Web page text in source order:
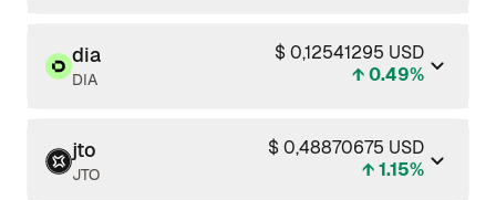
dia
DIA
$ 0,12541295 USD
↑ 0.49%
jto
JTO
$ 0,48870675 USD
↑ 1.15%